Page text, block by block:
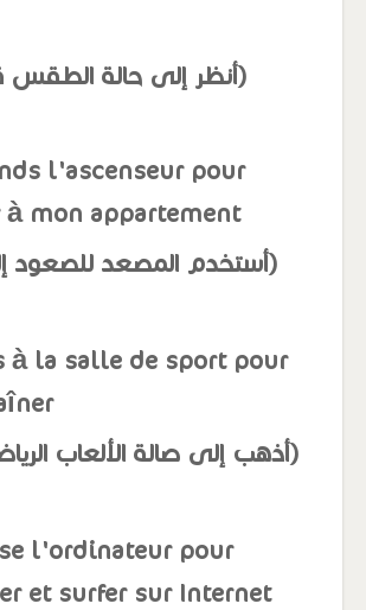
(أنظر إلى حالة الطقس قبل الخروج)
l'ascenseur pour
mon appartement.
(أستخدم المصعد للصعود إلى شقتي)
à la salle de sport pour
(أذهب إلى صالة الألعاب الرياضية للتمرين)
l'ordinateur pour
et surfer sur Internet.